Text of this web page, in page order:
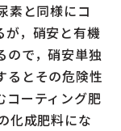
素と同様にコ
が，硝安と有機
ので，硝安単独
るとその危険性
コーティング肥
化成肥料にな